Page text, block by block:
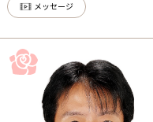
メッセージ